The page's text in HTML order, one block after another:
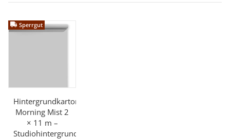
Sperrgut
Hintergrundkarton
Morning Mist 2
× 11 m –
Studiohintergrund